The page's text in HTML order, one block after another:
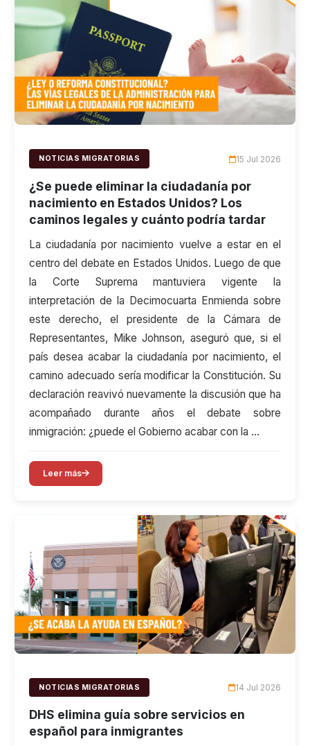
NOTICIAS MIGRATORIAS 15 Jul 2026
¿Se puede eliminar la ciudadanía por
nacimiento en Estados Unidos? Los
caminos legales y cuánto podría tardar
La ciudadanía por nacimiento vuelve a estar en el
centro del debate en Estados Unidos. Luego de que
la Corte Suprema mantuviera vigente la
interpretación de la Decimocuarta Enmienda sobre
este derecho, el presidente de la Cámara de
Representantes, Mike Johnson, aseguró que, si el
país desea acabar la ciudadanía por nacimiento, el
camino adecuado sería modificar la Constitución. Su
declaración reavivó nuevamente la discusión que ha
acompañado durante años el debate sobre
inmigración: ¿puede el Gobierno acabar con la …
Leer más
NOTICIAS MIGRATORIAS 14 Jul 2026
DHS elimina guía sobre servicios en
español para inmigrantes